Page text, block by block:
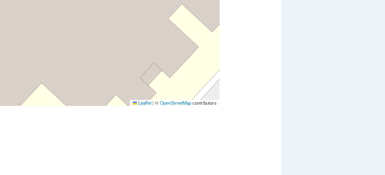
Leaflet|©OpenStreetMapcontributors